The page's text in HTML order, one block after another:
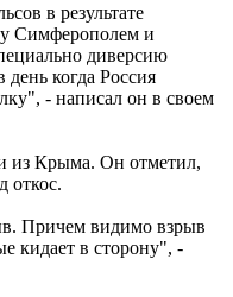
в результате
Симферополем и
диверсию
когда Россия
- написал он в своем
из Крыма. Он отметил,
откос.
Причем видимо взрыв
кидает в сторону", -